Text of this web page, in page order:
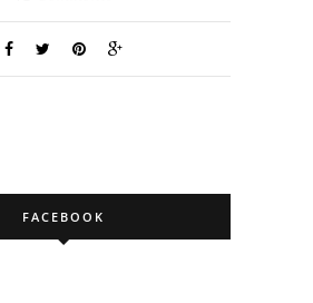
FACEBOOK